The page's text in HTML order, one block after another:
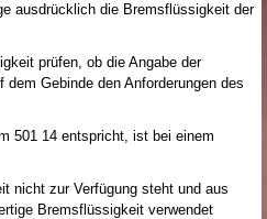
ausdrücklich die Bremsflüssigkeit der
prüfen, ob die Angabe der
Gebinde den Anforderungen des
501 14 entspricht, ist bei einem
nicht zur Verfügung steht und aus
Bremsflüssigkeit verwendet